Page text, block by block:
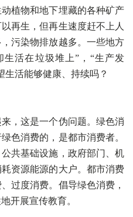
植物和地下埋藏的各种矿产
再生，但再生速度赶不上人
污染物排放越多。一些地方
活在垃圾堆上”，“生产发
生活能够健康、持续吗？
这是一个伪问题。绿色消
色消费的，是都市消费者。
共基础设施，政府部门、机
资源能源的大户。都市消费
过度消费。倡导绿色消费，
开展宣传教育。